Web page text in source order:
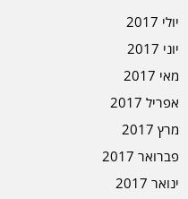
יולי 2017
יוני 2017
מאי 2017
אפריל 2017
מרץ 2017
פברואר 2017
ינואר 2017